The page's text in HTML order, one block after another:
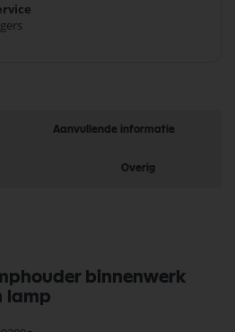
Aanvullende informatie
Overig
binnenwerk
lamp